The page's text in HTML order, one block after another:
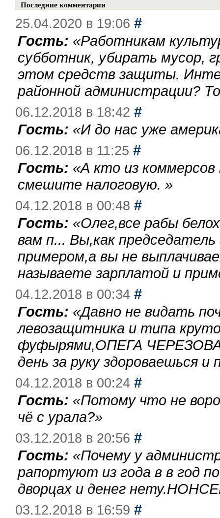
Последние комментарии
25.04.2020 в 19:06 #
Гость: «Работникам
субботник, убирать мусор,
этом средств защиты.
районной администрации?
06.12.2018 в 18:42 #
Гость: «И до нас уже
06.12.2018 в 11:25 #
Гость: «А кто из
смешите налоговую. »
04.12.2018 в 00:48 #
Гость: «Олег,все рабы
вам п... Вы,как
примером,а вы не
называете зарплатой и
04.12.2018 в 00:34 #
Гость: «Давно не видать
левозащитника и типа
фуфырями,ОПЕГА
день за руку здороваешься
04.12.2018 в 00:24 #
Гость: «Потому что не
чё с урала?»
03.12.2018 в 20:56 #
Гость: «Почему у
рапортуют из года в в год
дворцах и денег
03.12.2018 в 16:59 #